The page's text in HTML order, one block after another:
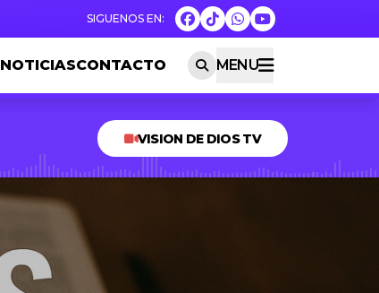
NOTICIASCONTACTO MENU
VISION DE DIOS TV